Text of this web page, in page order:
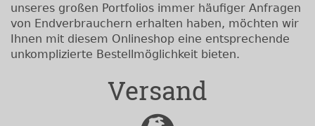
unseres großen Portfolios immer häufiger Anfragen
von Endverbrauchern erhalten haben, möchten wir
Ihnen mit diesem Onlineshop eine entsprechende
unkomplizierte Bestellmöglichkeit bieten.
Versand